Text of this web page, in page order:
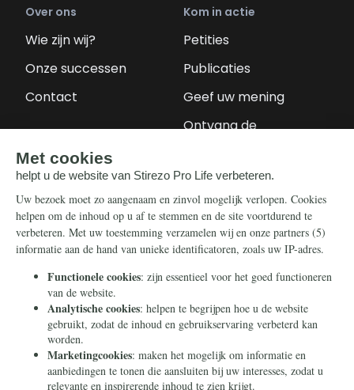
Over ons
Wie zijn wij?
Onze successen
Contact
Kom in actie
Petities
Publicaties
Geef uw mening
Ontvang de
Steun ons
Nieuwsbrief
Eenmalig
Maandelijks
Periodiek
Nalaten
Zelf overschrijven
Info
Contact
Ontvang onze
Telegram-berichten